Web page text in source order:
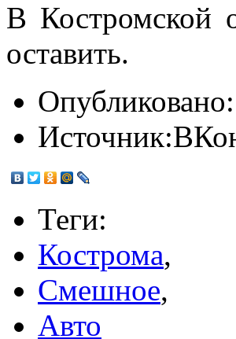
В Костромской
оставить.
Опубликовано:
Источник:
Теги:
Кострома,
Смешное,
Авто